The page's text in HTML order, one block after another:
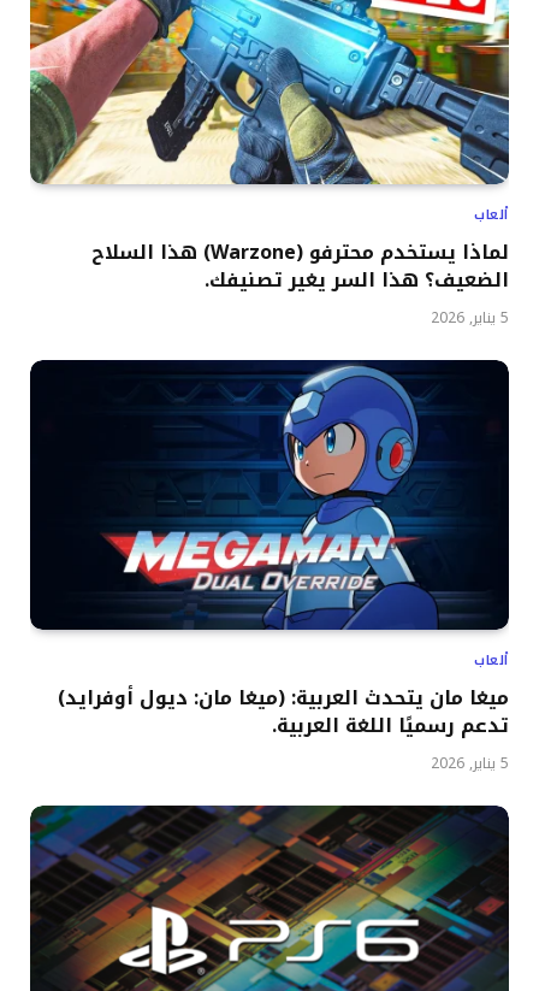
ألعاب
لماذا يستخدم محترفو (Warzone) هذا السلاح
الضعيف؟ هذا السر يغير تصنيفك.
5 يناير, 2026
ألعاب
ميغا مان يتحدث العربية: (ميغا مان: ديول أوفرايد)
تدعم رسميًا اللغة العربية.
5 يناير, 2026